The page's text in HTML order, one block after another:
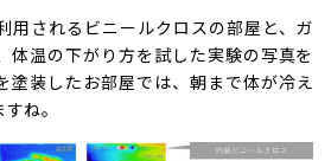
用されるビニールクロスの部屋と、ガ
体温の下がり方を試した実験の写真を
塗装したお部屋では、朝まで体が冷え
ね。